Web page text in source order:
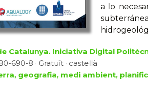
a lo
Catalunya. Iniciativa Digital
690-8 · Gratuït · castellà
geografia, medi ambient,